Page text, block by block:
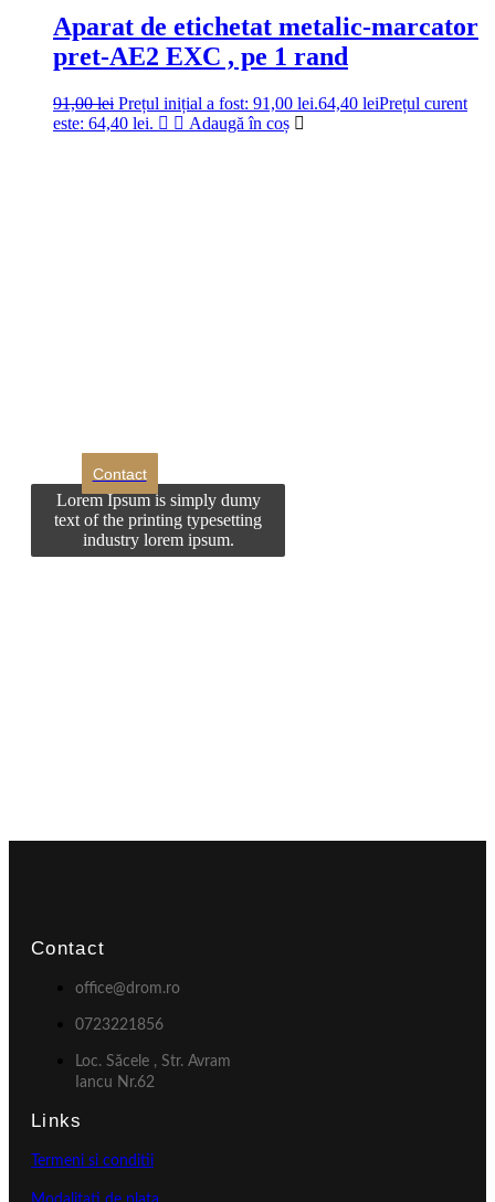
Aparat de etichetat metalic-marcator
pret-AE2 EXC , pe 1 rand
91,00lei Prețul inițial a fost: 91,00 lei.64,40 leiPrețul curent
este: 64,40 lei.
Adaugă în coș
Contact
Lorem Ipsum is simply dumy
text of the printing typesetting
industry lorem ipsum.
Contact
office@drom.ro
0723221856
Loc. Săcele , Str. Avram
Iancu Nr.62
Links
Termeni si conditii